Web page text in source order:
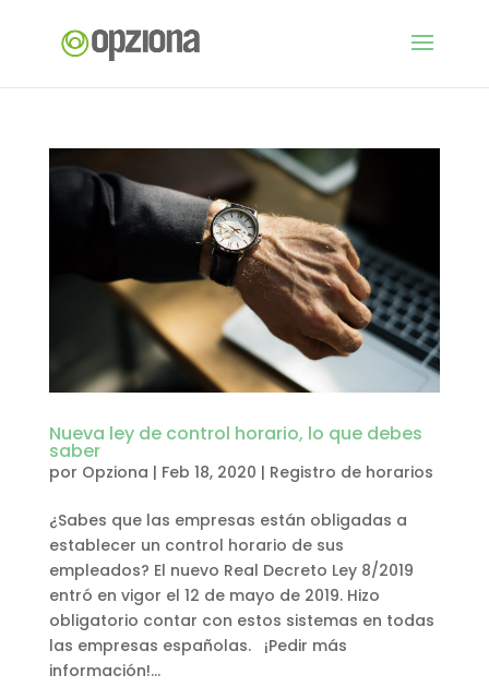
Nueva ley de control horario, lo que debes
saber
por Opziona | Feb 18, 2020 | Registro de horarios
¿Sabes que las empresas están obligadas a
establecer un control horario de sus
empleados? El nuevo Real Decreto Ley 8/2019
entró en vigor el 12 de mayo de 2019. Hizo
obligatorio contar con estos sistemas en todas
las empresas españolas. ¡Pedir más
información!...